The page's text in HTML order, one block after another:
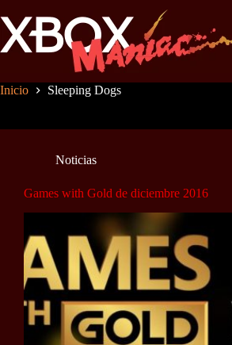
al
contenido
Inicio Sleeping Dogs
Noticias
Games with Gold de diciembre 2016